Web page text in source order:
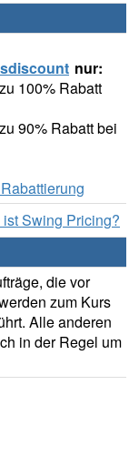
nur:
100% Rabatt
90% Rabatt bei
ist Swing Pricing?
die vor
zum Kurs
Alle anderen
in der Regel um